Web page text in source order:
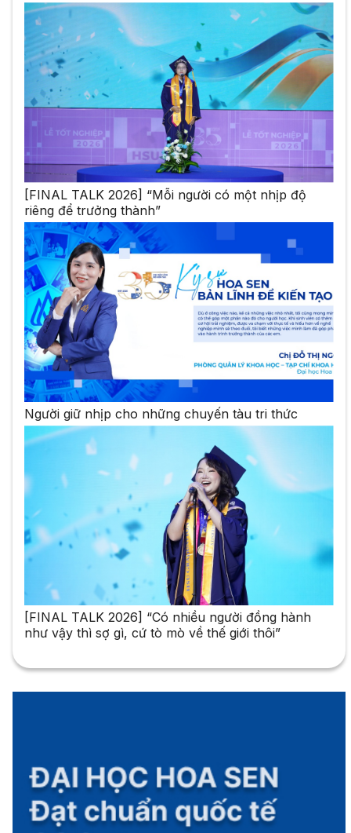
[FINAL TALK 2026] “Mỗi người có một nhịp độ
riêng để trưởng thành”
Người giữ nhịp cho những chuyến tàu tri thức
[FINAL TALK 2026] “Có nhiều người đồng hành
như vậy thì sợ gì, cứ tò mò về thế giới thôi”